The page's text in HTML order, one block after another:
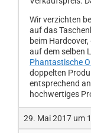
Wir verzichten
auf das
beim
auf dem selben
Phantastische
doppelten
entsprechend
hochwertiges
29. Mai 2017 um